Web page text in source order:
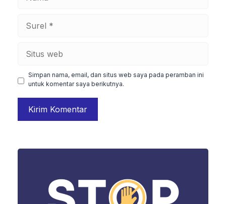
Simpan nama, email, dan situs web saya pada peramban ini
untuk komentar saya berikutnya.